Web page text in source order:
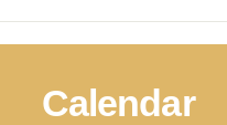
Calendar